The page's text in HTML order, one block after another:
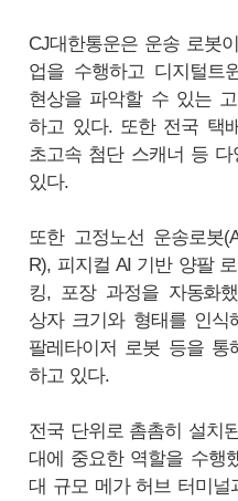
CJ대한통운은 운송 로봇
업을 수행하고 디지털트
현상을 파악할 수 있는
하고 있다. 또한 전국 택
초고속 첨단 스캐너 등
있다.
또한 고정노선 운송로봇
R), 피지컬 AI 기반 양팔
킹, 포장 과정을 자동화
상자 크기와 형태를 인식
팔레타이저 로봇 등을 통
하고 있다.
전국 단위로 촘촘히 설치
대에 중요한 역할을 수행
대 규모 메가 허브 터미널